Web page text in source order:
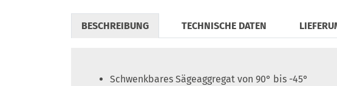
BESCHREIBUNG TECHNISCHE DATEN
Schwenkbares Sägeaggregat von 90° bis -45°